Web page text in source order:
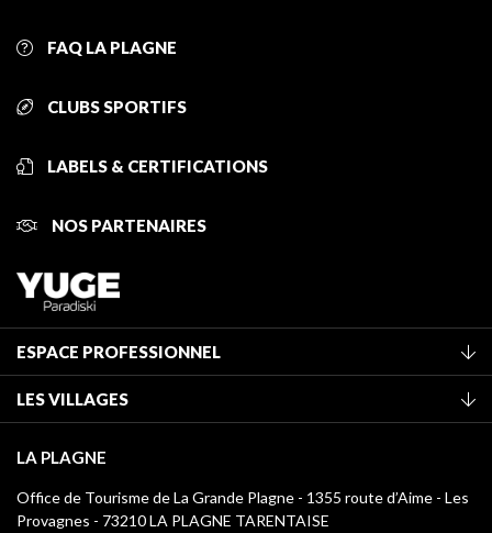
FAQ LA PLAGNE
CLUBS SPORTIFS
LABELS & CERTIFICATIONS
NOS PARTENAIRES
ESPACE PROFESSIONNEL
Classement des meublés
Taxe de séjour
Médiathèque
Logos La Plagne
LES VILLAGES
Montchavin - Les Coches
Champagny-en-Vanoise
LA PLAGNE
Office de Tourisme de La Grande Plagne - 1355 route d’Aime - Les
Provagnes - 73210 LA PLAGNE TARENTAISE